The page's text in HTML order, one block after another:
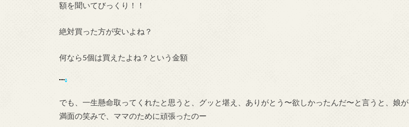
額を聞いてびっくり！！
絶対買った方が安いよね？
何なら5個は買えたよね？という金額
でも、一生懸命取ってくれたと思うと、グッと堪え、ありがとう〜欲しかったんだ〜と言うと、娘が
満面の笑みで、ママのために頑張ったのー